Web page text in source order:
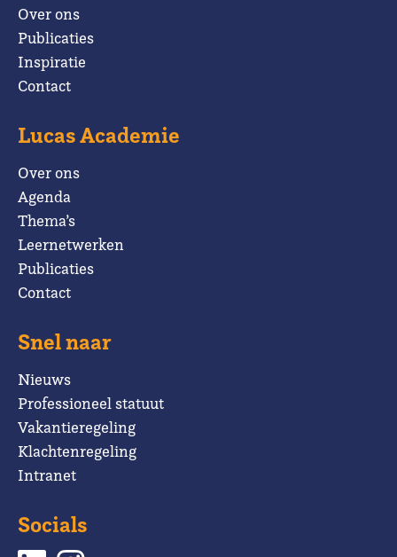
Over ons
Publicaties
Inspiratie
Contact
Lucas Academie
Over ons
Agenda
Thema’s
Leernetwerken
Publicaties
Contact
Snel naar
Nieuws
Professioneel statuut
Vakantieregeling
Klachtenregeling
Intranet
Socials